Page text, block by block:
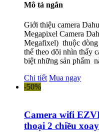
Mô tả ngắn
Giới thiệu camera
Megapixel Camera
Megafixel) thuộc dòng
thể theo dõi nhìn thấy
biệt những sản phẩm
Chi tiết Mua ngay
-50%
Camera wifi
thoại 2 chiều